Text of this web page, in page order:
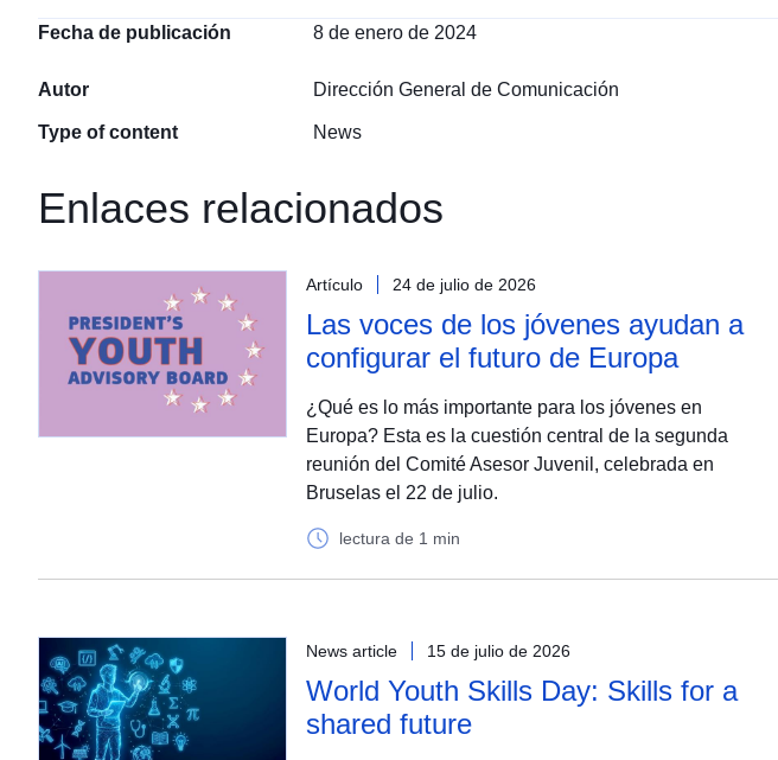
Fecha de publicación 8 de enero de 2024
Autor Dirección General de Comunicación
Type of content News
Enlaces relacionados
Artículo 24 de julio de 2026
Las voces de los jóvenes ayudan a
configurar el futuro de Europa
¿Qué es lo más importante para los jóvenes en
Europa? Esta es la cuestión central de la segunda
reunión del Comité Asesor Juvenil, celebrada en
Bruselas el 22 de julio.
lectura de 1 min
News article 15 de julio de 2026
World Youth Skills Day: Skills for a
shared future